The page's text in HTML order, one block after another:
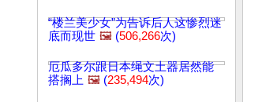
“楼兰美少女”为告诉后人这惨烈迷
底而现世 🖼️ (506,266次)
厄瓜多尔跟日本绳文土器居然能
搭搁上 🖼️ (235,494次)